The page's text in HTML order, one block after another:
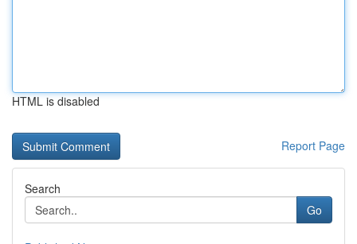
HTML is disabled
Report Page
Search
Go